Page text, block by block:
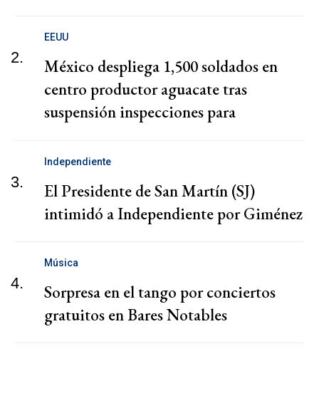
2.
EEUU
México despliega 1,500 soldados en
centro productor aguacate tras
suspensión inspecciones para
3.
Independiente
El Presidente de San Martín (SJ)
intimidó a Independiente por Giménez
4.
Música
Sorpresa en el tango por conciertos
gratuitos en Bares Notables